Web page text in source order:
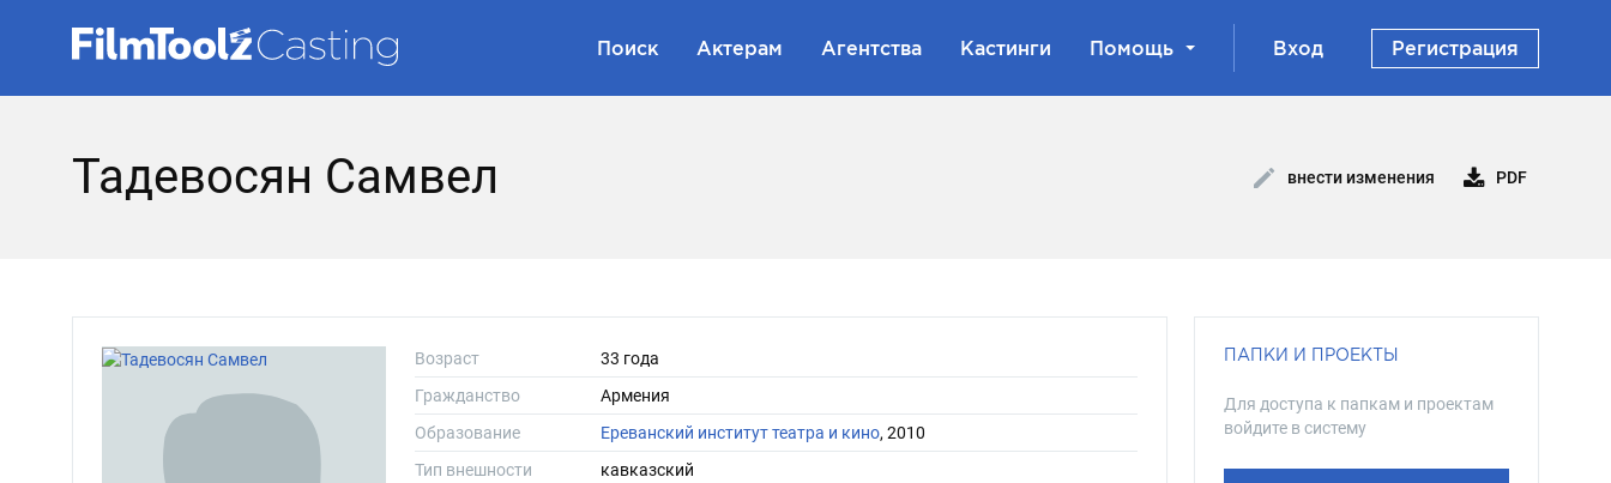
Поиск Актерам Агентства Кастинги Помощь Вход Регистрация
Тадевосян Самвел внести изменения PDF
Возраст
33 года
Гражданство
Армения
Образование
Ереванский институт театра и кино, 2010
Тип внешности
кавказский
ПАПКИ И ПРОЕКТЫ
Для доступа к папкам и проектам
войдите в систему